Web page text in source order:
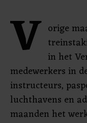
V orige
in het
medewerkers in
instructeurs,
luchthavens en
maanden het